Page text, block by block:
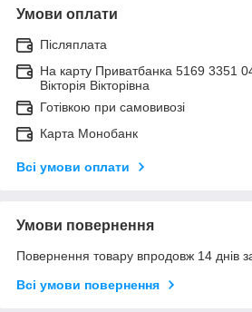
Умови оплати
Післяплата
На карту Приватбанка 5169 3351
Вікторія Вікторівна
Готівкою при самовивозі
Карта Монобанк
Всі умови оплати
Умови повернення
Повернення товару впродовж 14 днів
Всі умови повернення